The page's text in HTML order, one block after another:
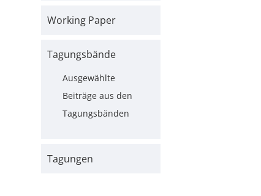
Working Paper
Tagungsbände
Ausgewählte
Beiträge aus den
Tagungsbänden
Tagungen